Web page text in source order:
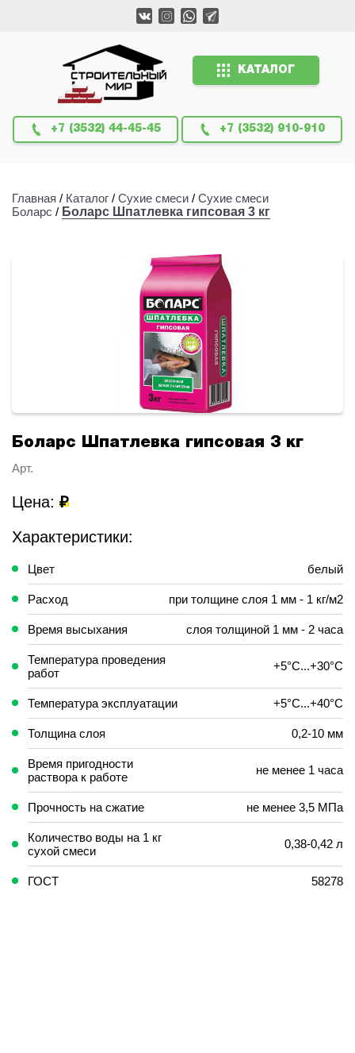
КАТАЛОГ
+7 (3532) 44-45-45 +7 (3532) 910-910
Главная / Каталог / Сухие смеси / Сухие смеси
Боларс / Боларс Шпатлевка гипсовая 3 кг
Боларс Шпатлевка гипсовая 3 кг
Арт.
Цена: ₽
Характеристики:
Цвет белый
Расход при толщине слоя 1 мм - 1 кг/м2
Время высыхания слоя толщиной 1 мм - 2 часа
Температура проведения
работ
+5°С...+30°С
Температура эксплуатации +5°С...+40°С
Толщина слоя 0,2-10 мм
Время пригодности
раствора к работе
не менее 1 часа
Прочность на сжатие не менее 3,5 МПа
Количество воды на 1 кг
сухой смеси
0,38-0,42 л
ГОСТ 58278